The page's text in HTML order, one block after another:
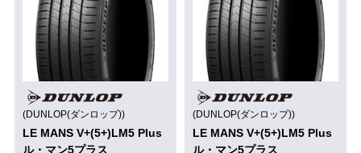
(DUNLOP(ダンロップ))
LE MANS V+(5+)LM5 Plus
ル・マン5プラス
(DUNLOP(ダンロップ))
LE MANS V+(5+)LM5 Plus
ル・マン5プラス